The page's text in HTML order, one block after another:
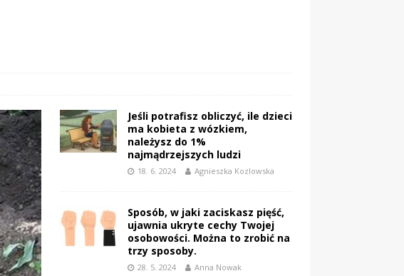
Jeśli potrafisz obliczyć, ile dzieci
ma kobieta z wózkiem,
należysz do 1%
najmądrzejszych ludzi
18. 6. 2024 Agnieszka Kozlowska
Sposób, w jaki zaciskasz pięść,
ujawnia ukryte cechy Twojej
osobowości. Można to zrobić na
trzy sposoby.
28. 5. 2024 Anna Nowak